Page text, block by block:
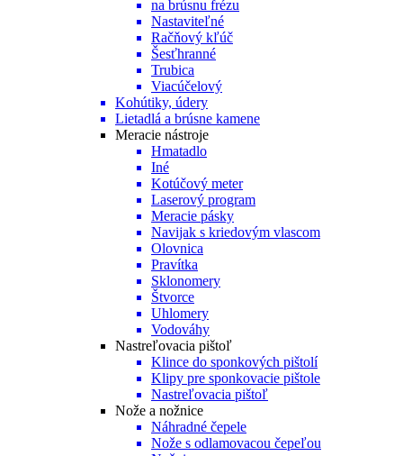
na brúsnu frézu
Nastaviteľné
Račňový kľúč
Šesťhranné
Trubica
Viacúčelový
Kohútiky, údery
Lietadlá a brúsne kamene
Meracie nástroje
Hmatadlo
Iné
Kotúčový meter
Laserový program
Meracie pásky
Navijak s kriedovým vlascom
Olovnica
Pravítka
Sklonomery
Štvorce
Uhlomery
Vodováhy
Nastreľovacia pištoľ
Klince do sponkových pištolí
Klipy pre sponkovacie pištole
Nastreľovacia pištoľ
Nože a nožnice
Náhradné čepele
Nože s odlamovacou čepeľou